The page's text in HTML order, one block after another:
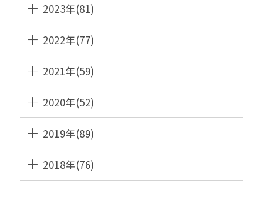
2023年(81)
2022年(77)
2021年(59)
2020年(52)
2019年(89)
2018年(76)
HANAMAKI